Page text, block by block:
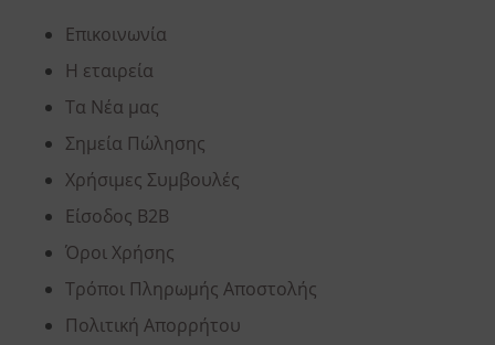
Επικοινωνία
Η εταιρεία
Τα Νέα μας
Σημεία Πώλησης
Χρήσιμες Συμβουλές
Είσοδος B2B
Όροι Χρήσης
Τρόποι Πληρωμής Αποστολής
Πολιτική Απορρήτου